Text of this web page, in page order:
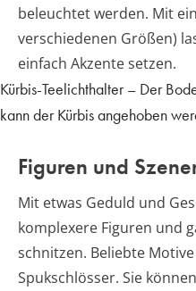
beleuchtet werden. Mit
verschiedenen Größen)
einfach Akzente setzen.
Kürbis-Teelichthalter – Der
kann der Kürbis angehoben
Figuren und
Mit etwas Geduld und
komplexere Figuren und
schnitzen. Beliebte
Spukschlösser. Sie